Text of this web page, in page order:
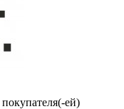
покупателя(-ей)